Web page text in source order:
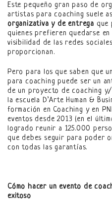
Este pequeño gran paso de
artistas para coaching suele
organizativa y de entrega que
quienes prefieren quedarse
visibilidad de las redes
proporcionan.
Pero para los que saben que
para coaching puede ser un
de un proyecto de coaching
la escuela D’Arte Human &
formación en Coaching y en
eventos desde 2013 (en el
logrado reunir a 125.000
que debes seguir para poder
con todas las garantías.
Cómo hacer un evento de
exitoso